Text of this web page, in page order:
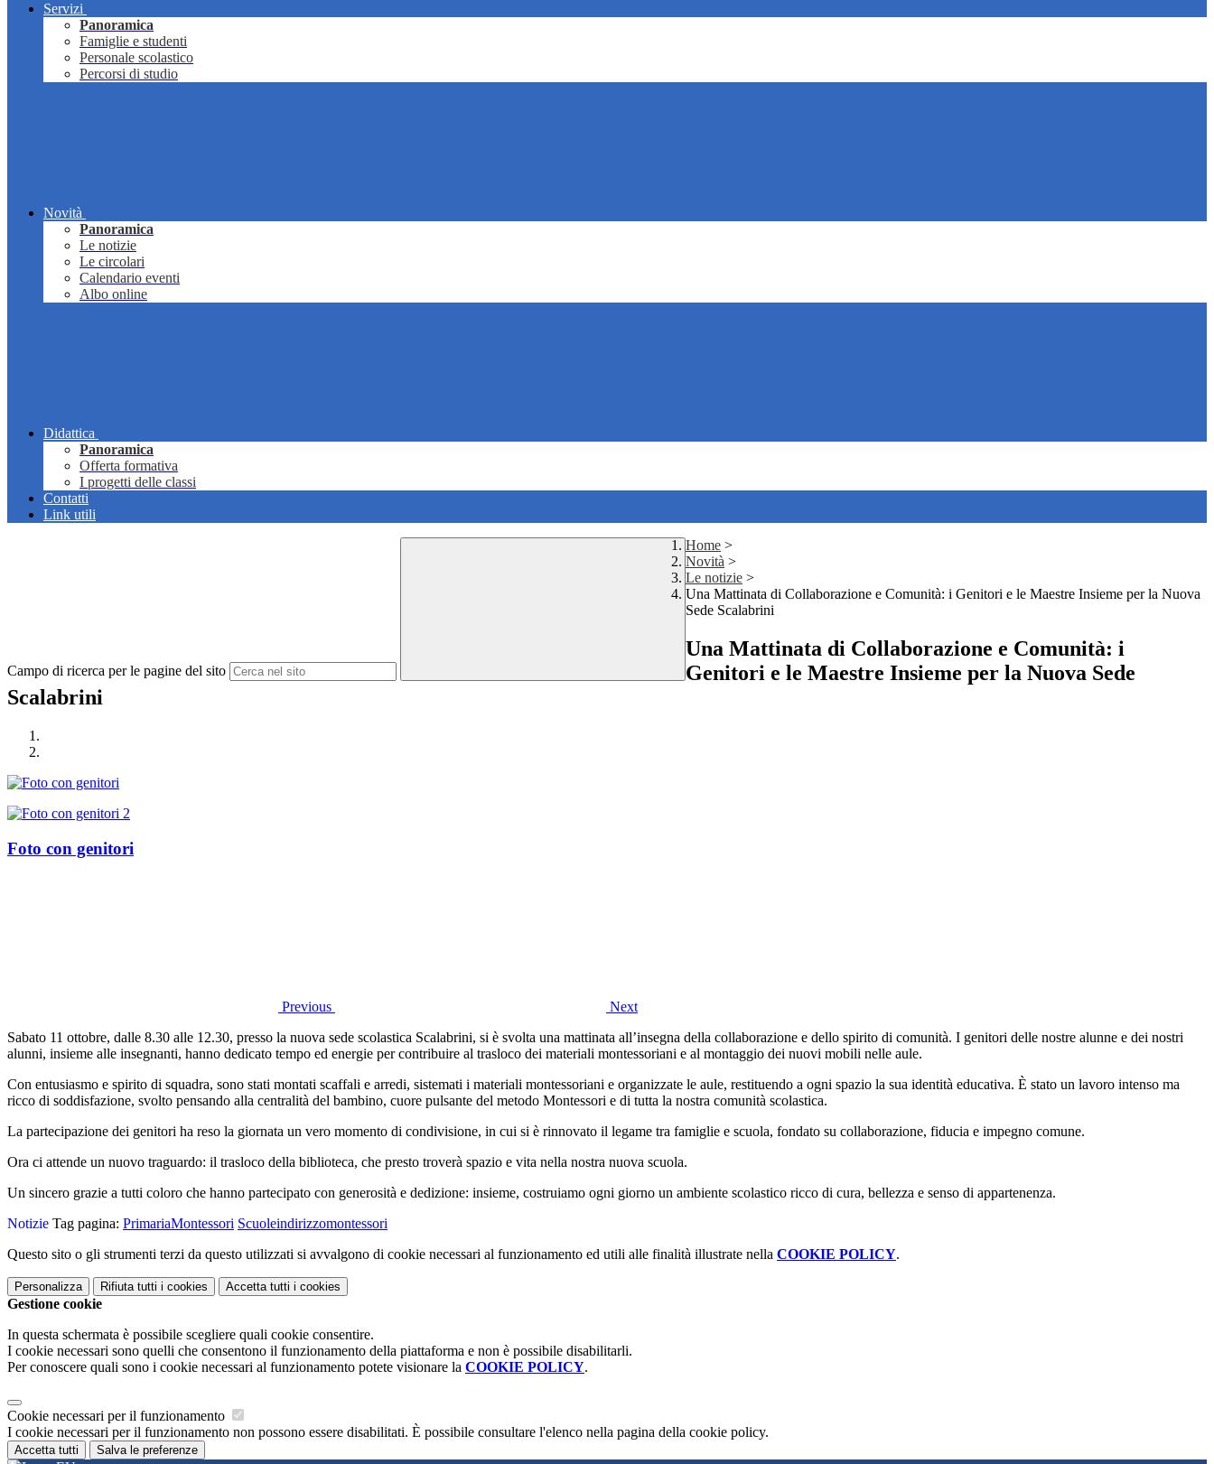
Servizi
Panoramica
Famiglie e studenti
Personale scolastico
Percorsi di studio
Novità
Panoramica
Le notizie
Le circolari
Calendario eventi
Albo online
Didattica
Panoramica
Offerta formativa
I progetti delle classi
Contatti
Link utili
Campo di ricerca per le pagine del sito
Home >
Novità >
Le notizie >
Una Mattinata di Collaborazione e Comunità: i Genitori e le Maestre Insieme per la Nuova
Sede Scalabrini
Una Mattinata di Collaborazione e Comunità: i
Genitori e le Maestre Insieme per la Nuova Sede
Scalabrini
Foto con genitori
Previous
Next
Sabato 11 ottobre, dalle 8.30 alle 12.30, presso la nuova sede scolastica Scalabrini, si è svolta una mattinata all’insegna della collaborazione e dello spirito di comunità. I genitori delle nostre alunne e dei nostri
alunni, insieme alle insegnanti, hanno dedicato tempo ed energie per contribuire al trasloco dei materiali montessoriani e al montaggio dei nuovi mobili nelle aule.
Con entusiasmo e spirito di squadra, sono stati montati scaffali e arredi, sistemati i materiali montessoriani e organizzate le aule, restituendo a ogni spazio la sua identità educativa. È stato un lavoro intenso ma
ricco di soddisfazione, svolto pensando alla centralità del bambino, cuore pulsante del metodo Montessori e di tutta la nostra comunità scolastica.
La partecipazione dei genitori ha reso la giornata un vero momento di condivisione, in cui si è rinnovato il legame tra famiglie e scuola, fondato su collaborazione, fiducia e impegno comune.
Ora ci attende un nuovo traguardo: il trasloco della biblioteca, che presto troverà spazio e vita nella nostra nuova scuola.
Un sincero grazie a tutti coloro che hanno partecipato con generosità e dedizione: insieme, costruiamo ogni giorno un ambiente scolastico ricco di cura, bellezza e senso di appartenenza.
Notizie Tag pagina: PrimariaMontessori Scuoleindirizzomontessori
Questo sito o gli strumenti terzi da questo utilizzati si avvalgono di cookie necessari al funzionamento ed utili alle finalità illustrate nella COOKIE POLICY.
Personalizza Rifiuta tutti i cookies Accetta tutti i cookies
Gestione cookie
In questa schermata è possibile scegliere quali cookie consentire.
I cookie necessari sono quelli che consentono il funzionamento della piattaforma e non è possibile disabilitarli.
Per conoscere quali sono i cookie necessari al funzionamento potete visionare la COOKIE POLICY.
Cookie necessari per il funzionamento
I cookie necessari per il funzionamento non possono essere disabilitati. È possibile consultare l'elenco nella pagina della cookie policy.
Accetta tutti Salva le preferenze